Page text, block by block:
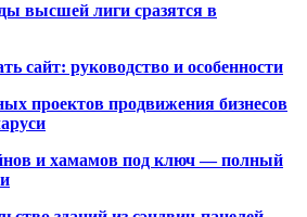
высшей лиги сразятся в
сайт: руководство и особенности
проектов продвижения бизнесов
и хамамов под ключ — полный